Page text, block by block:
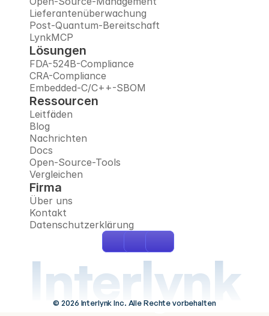
Lieferantenüberwachung
Post-Quantum-Bereitschaft
LynkMCP
Lösungen
FDA-524B-Compliance
CRA-Compliance
Embedded-C/C++-SBOM
Ressourcen
Leitfäden
Blog
Nachrichten
Docs
Open-Source-Tools
Vergleichen
Firma
Über uns
Kontakt
Datenschutzerklärung
Interlynk
© 2026 Interlynk Inc. Alle Rechte vorbehalten